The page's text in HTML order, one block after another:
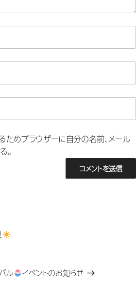
ためブラウザーに自分の名前、メール
。
ル イベントのお知らせ